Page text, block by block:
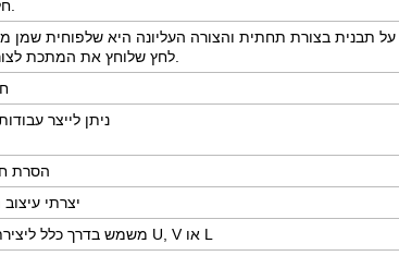
ניתן לייצר
הסרת
יצרתי
משמש בדרך כלל ליצירת פרופילי חתך בצורת U, V או L